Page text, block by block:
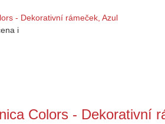
i
Colors - Dekorativní